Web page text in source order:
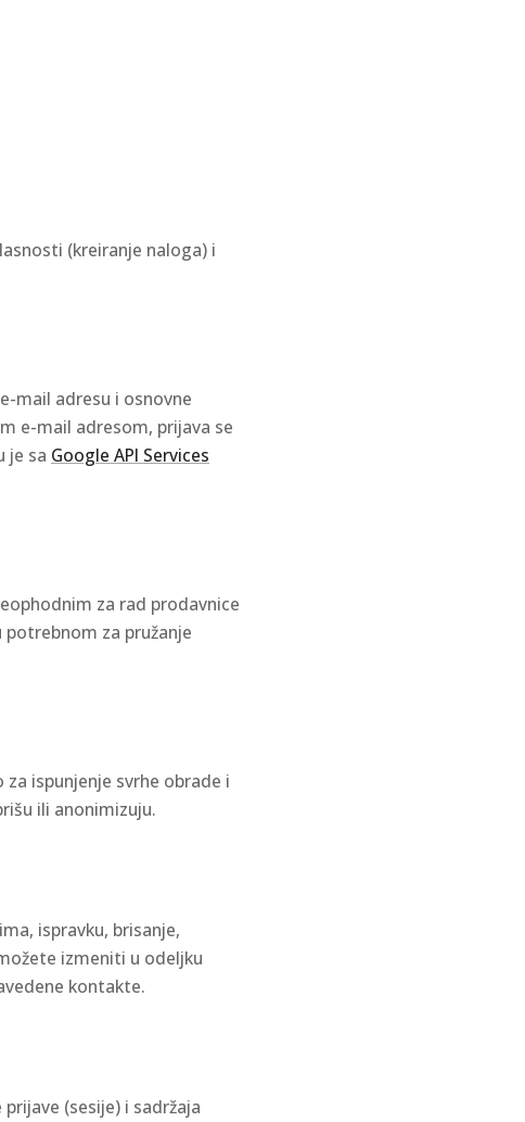
(kreiranje naloga) i
mail adresu i osnovne
e-mail adresom, prijava se
je sa Google API Services
za rad prodavnice
za pružanje
ispunjenje svrhe obrade i
ili anonimizuju.
ispravku, brisanje,
izmeniti u odeljku
kontakte.
(sesije) i sadržaja